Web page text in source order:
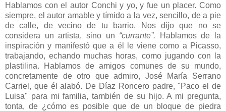
Hablamos con el autor Conchi y yo, y fue un placer. Como
siempre, el autor amable y tímido a la vez, sencillo, de a pie
de calle, de vecino de tu barrio. Nos dijo que no se
considera un artista, sino un “currante”.
Hablamos de la
inspiración y manifestó que a él le viene como a Picasso,
trabajando, echando muchas horas, como jugando con la
plastilina. Hablamos de amigos comunes de su mundo,
concretamente de otro que admiro, José María Serrano
Carriel, que él alabó. De Díaz Roncero padre, "Paco el de
Luisa" para mi familia, también de su hijo. A mi pregunta,
tonta, de ¿cómo es posible que de un bloque de piedra